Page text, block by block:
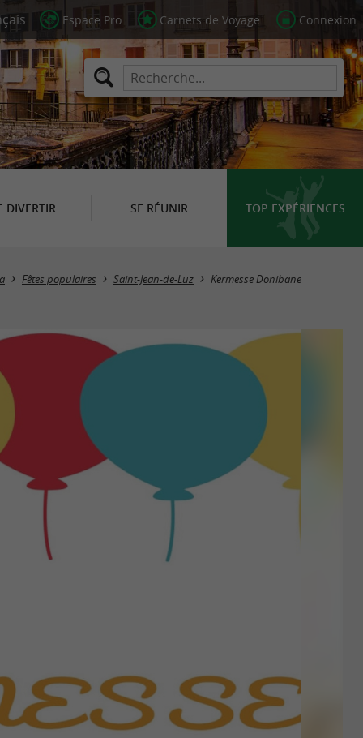
Espace Pro Carnets de Voyage Connexion
DIVERTIR SE RÉUNIR TOP EXPÉRIENCES
Fêtes populaires Saint-Jean-de-Luz Kermesse Donibane